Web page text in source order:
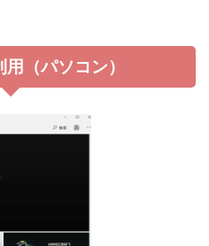
（パソコン）